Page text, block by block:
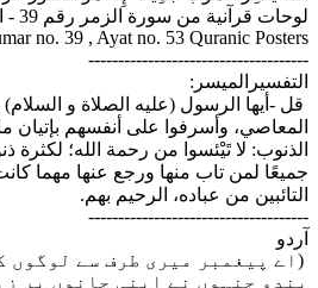
لوحات قرآنية من سورة الزمر رقم 39 - الآية رقم 53
no. 39 , Ayat no. 53 Quranic Posters
-------------------------------------
التفسيرالميسر:
قل -أيها الرسول (عليه الصلاة و السلام)
المعاصي، وأسرفوا على أنفسهم بإتيان
الذنوب: لا تَيْئسوا من رحمة الله؛ لكثرة
جميعًا لمن تاب منها ورجع عنها مهما
التائبين من عباده، الرحيم بهم.
-------------------------------------
آردو
(اے پیغمبر میری طرف سے لوگوں
بندو جنہوں نے اپنی جانوں پر